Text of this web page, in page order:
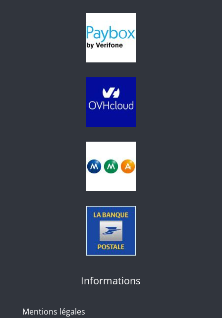
Informations
Mentions légales